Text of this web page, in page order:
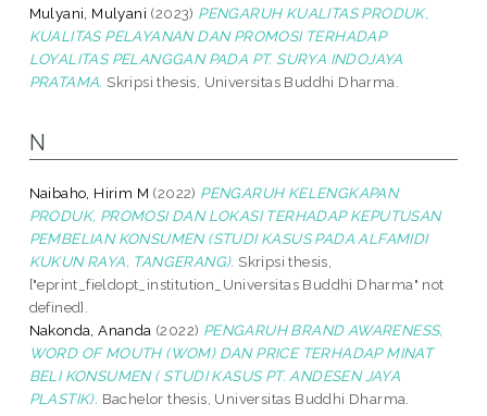
Mulyani, Mulyani (2023) PENGARUH KUALITAS PRODUK,
KUALITAS PELAYANAN DAN PROMOSI TERHADAP
LOYALITAS PELANGGAN PADA PT. SURYA INDOJAYA
PRATAMA. Skripsi thesis, Universitas Buddhi Dharma.
N
Naibaho, Hirim M (2022) PENGARUH KELENGKAPAN
PRODUK, PROMOSI DAN LOKASI TERHADAP KEPUTUSAN
PEMBELIAN KONSUMEN (STUDI KASUS PADA ALFAMIDI
KUKUN RAYA, TANGERANG). Skripsi thesis,
["eprint_fieldopt_institution_Universitas Buddhi Dharma" not
defined].
Nakonda, Ananda (2022) PENGARUH BRAND AWARENESS,
WORD OF MOUTH (WOM) DAN PRICE TERHADAP MINAT
BELI KONSUMEN ( STUDI KASUS PT. ANDESEN JAYA
PLASTIK). Bachelor thesis, Universitas Buddhi Dharma.